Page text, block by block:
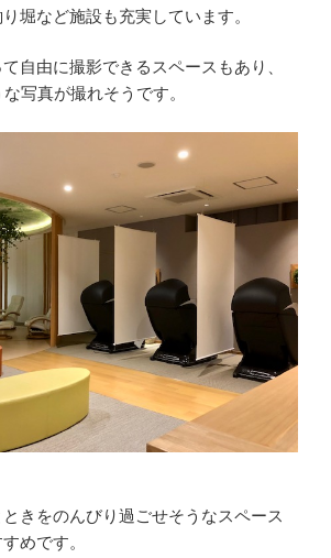
堀など施設も充実しています。
自由に撮影できるスペースもあり、
写真が撮れそうです。
きをのんびり過ごせそうなスペース
めです。